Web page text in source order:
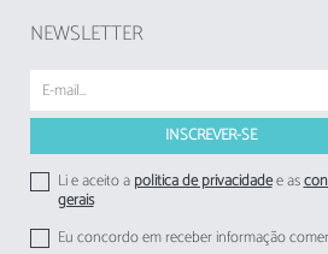
desde1 de novembro de 2024,
estabelecimentos de
respetivos hóspedes
NEWSLETTER
Li e aceito apolitica de privacidadee as
gerais
Eu concordo em receber informação